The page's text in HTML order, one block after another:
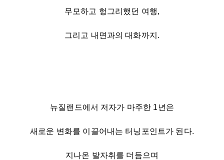
무모하고 헝그리했던 여행,
그리고 내면과의 대화까지.
뉴질랜드에서 저자가 마주한 1년은
새로운 변화를 이끌어내는 터닝포인트가 된다.
지나온 발자취를 더듬으며